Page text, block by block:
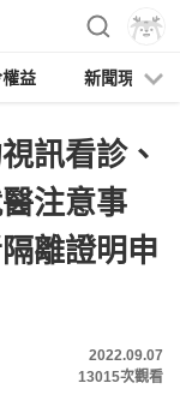
益 新聞現場
訊看診、
注意事
離證明申
2022.09.07
13015次觀看